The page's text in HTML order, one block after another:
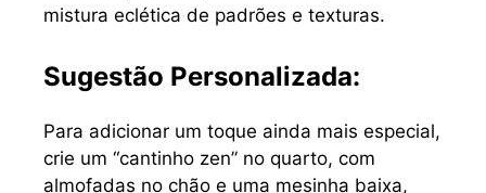
mistura eclética de padrões e texturas.
Sugestão Personalizada:
Para adicionar um toque ainda mais especial,
crie um “cantinho zen” no quarto, com
almofadas no chão e uma mesinha baixa,